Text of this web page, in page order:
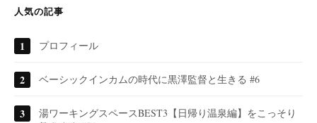
人気の記事
プロフィール
ベーシックインカムの時代に黒澤監督と生きる #6
湯ワーキングスペースBEST3【日帰り温泉編】をこっそり